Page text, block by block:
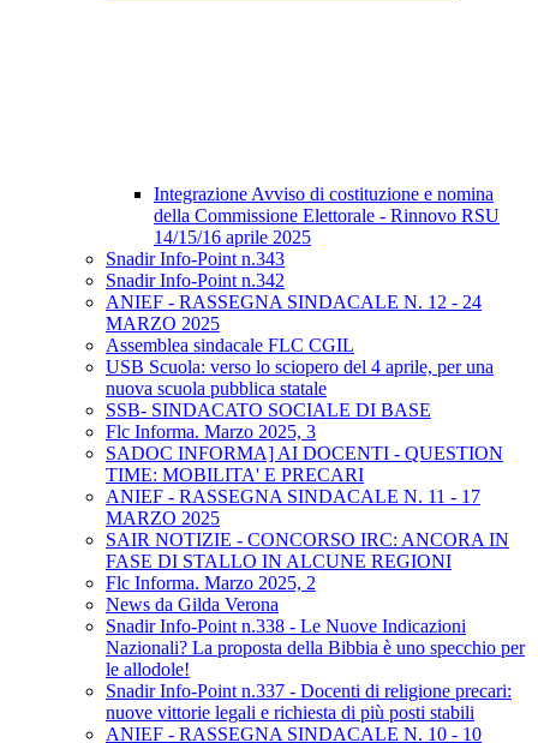
Integrazione Avviso di costituzione e nomina
della Commissione Elettorale - Rinnovo RSU
14/15/16 aprile 2025
Snadir Info-Point n.343
Snadir Info-Point n.342
ANIEF - RASSEGNA SINDACALE N. 12 - 24
MARZO 2025
Assemblea sindacale FLC CGIL
USB Scuola: verso lo sciopero del 4 aprile, per una
nuova scuola pubblica statale
SSB- SINDACATO SOCIALE DI BASE
Flc Informa. Marzo 2025, 3
SADOC INFORMA] AI DOCENTI - QUESTION
TIME: MOBILITA' E PRECARI
ANIEF - RASSEGNA SINDACALE N. 11 - 17
MARZO 2025
SAIR NOTIZIE - CONCORSO IRC: ANCORA IN
FASE DI STALLO IN ALCUNE REGIONI
Flc Informa. Marzo 2025, 2
News da Gilda Verona
Snadir Info-Point n.338 - Le Nuove Indicazioni
Nazionali? La proposta della Bibbia è uno specchio per
le allodole!
Snadir Info-Point n.337 - Docenti di religione precari:
nuove vittorie legali e richiesta di più posti stabili
ANIEF - RASSEGNA SINDACALE N. 10 - 10